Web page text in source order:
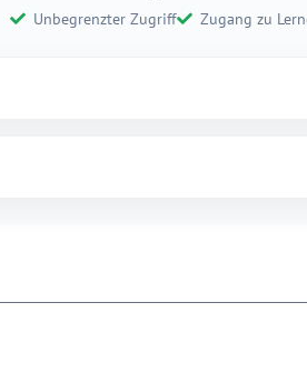
Unbegrenzter Zugriff
Zugang zu